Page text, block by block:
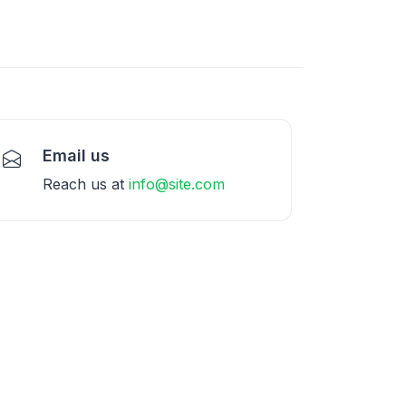
Email us
Reach us at info@site.com